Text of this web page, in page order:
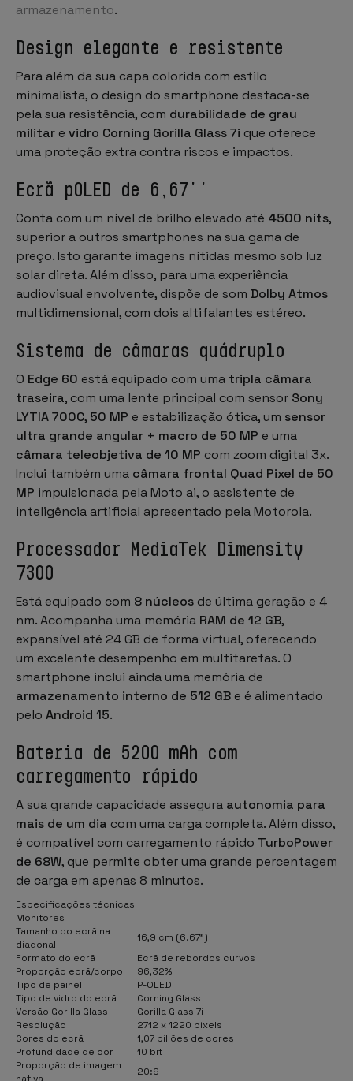
armazenamento.
Design elegante e resistente
Para além da sua capa colorida com estilo
minimalista, o design do smartphone destaca-se
pela sua resistência, com durabilidade de grau
militar e vidro Corning Gorilla Glass 7i que oferece
uma proteção extra contra riscos e impactos.
Ecrã pOLED de 6,67''
Conta com um nível de brilho elevado até 4500 nits,
superior a outros smartphones na sua gama de
preço. Isto garante imagens nítidas mesmo sob luz
solar direta. Além disso, para uma experiência
audiovisual envolvente, dispõe de som Dolby Atmos
multidimensional, com dois altifalantes estéreo.
Sistema de câmaras quádruplo
O Edge 60 está equipado com uma tripla câmara
traseira, com uma lente principal com sensor Sony
LYTIA 700C, 50 MP e estabilização ótica, um sensor
ultra grande angular + macro de 50 MP e uma
câmara teleobjetiva de 10 MP com zoom digital 3x.
Inclui também uma câmara frontal Quad Pixel de 50
MP impulsionada pela Moto ai, o assistente de
inteligência artificial apresentado pela Motorola.
Processador MediaTek Dimensity
7300
Está equipado com 8 núcleos de última geração e 4
nm. Acompanha uma memória RAM de 12 GB,
expansível até 24 GB de forma virtual, oferecendo
um excelente desempenho em multitarefas. O
smartphone inclui ainda uma memória de
armazenamento interno de 512 GB e é alimentado
pelo Android 15.
Bateria de 5200 mAh com
carregamento rápido
A sua grande capacidade assegura autonomia para
mais de um dia com uma carga completa. Além disso,
é compatível com carregamento rápido TurboPower
de 68W, que permite obter uma grande percentagem
de carga em apenas 8 minutos.
Especificações técnicas
Monitores
Tamanho do ecrã na
diagonal
16,9 cm (6.67")
Formato do ecrã
Ecrã de rebordos curvos
Proporção ecrã/corpo
96,32%
Tipo de painel
P-OLED
Tipo de vidro do ecrã
Corning Glass
Versão Gorilla Glass
Gorilla Glass 7i
Resolução
2712 x 1220 pixels
Cores do ecrã
1,07 biliões de cores
Profundidade de cor
10 bit
Proporção de imagem
nativa
20:9